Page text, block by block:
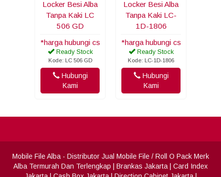
Locker Besi Alba
Tanpa Kaki LC
506 GD
*harga hubungi cs
Ready Stock
Kode: LC 506 GD
Hubungi
Kami
Locker Besi Alba
Tanpa Kaki LC-
1D-1806
*harga hubungi cs
Ready Stock
Kode: LC-1D-1806
Hubungi
Kami
Mobile File Alba- Distributor Jual Mobile File / Roll O Pack Merk
Alba Termurah Dan Terlengkap
Brankas Jakarta
Card Index